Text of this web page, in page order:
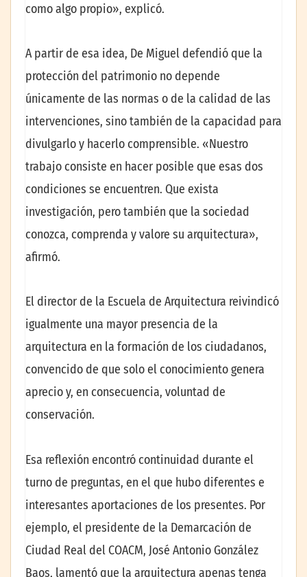
como algo propio», explicó.
A partir de esa idea, De Miguel defendió que la
protección del patrimonio no depende
únicamente de las normas o de la calidad de las
intervenciones, sino también de la capacidad para
divulgarlo y hacerlo comprensible. «Nuestro
trabajo consiste en hacer posible que esas dos
condiciones se encuentren. Que exista
investigación, pero también que la sociedad
conozca, comprenda y valore su arquitectura»,
afirmó.
El director de la Escuela de Arquitectura reivindicó
igualmente una mayor presencia de la
arquitectura en la formación de los ciudadanos,
convencido de que solo el conocimiento genera
aprecio y, en consecuencia, voluntad de
conservación.
Esa reflexión encontró continuidad durante el
turno de preguntas, en el que hubo diferentes e
interesantes aportaciones de los presentes. Por
ejemplo, el presidente de la Demarcación de
Ciudad Real del COACM, José Antonio González
Baos, lamentó que la arquitectura apenas tenga